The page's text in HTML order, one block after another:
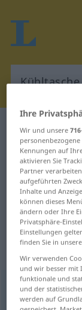
Deutsch-
Kühltaschef
Ihre
Wir und unsere716
Kennungen auf
aktivieren Sie
Partner
aufgeführten
Inhalte und
können dieses
ändern oder Ihre
Privatsphäre-
Einstellungen
finden Sie in
Wir verwenden
und wir besser mit
funktionale und
und der
werden auf